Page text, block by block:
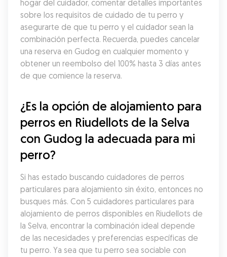
hogar del cuidador, comentar detalles importantes
sobre los requisitos de cuidado de tu perro y
asegurarte de que tu perro y el cuidador sean la
combinación perfecta. Recuerda, puedes cancelar
una reserva en Gudog en cualquier momento y
obtener un reembolso del 100% hasta 3 días antes
de que comience la reserva.
¿Es la opción de alojamiento para
perros en Riudellots de la Selva
con Gudog la adecuada para mi
perro?
Si has estado buscando cuidadores de perros
particulares para alojamiento sin éxito, entonces no
busques más. Con 5 cuidadores particulares para
alojamiento de perros disponibles en Riudellots de
la Selva, encontrar la combinación ideal depende
de las necesidades y preferencias específicas de
tu perro. Ya sea que tu perro sea sociable con